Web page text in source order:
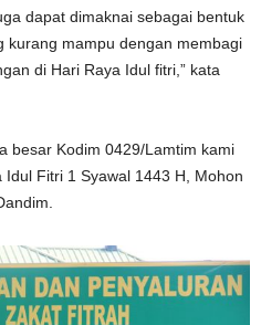
dapat dimaknai sebagai bentuk
kurang mampu dengan membagi
di Hari Raya Idul fitri,” kata
besar Kodim 0429/Lamtim kami
Fitri 1 Syawal 1443 H, Mohon